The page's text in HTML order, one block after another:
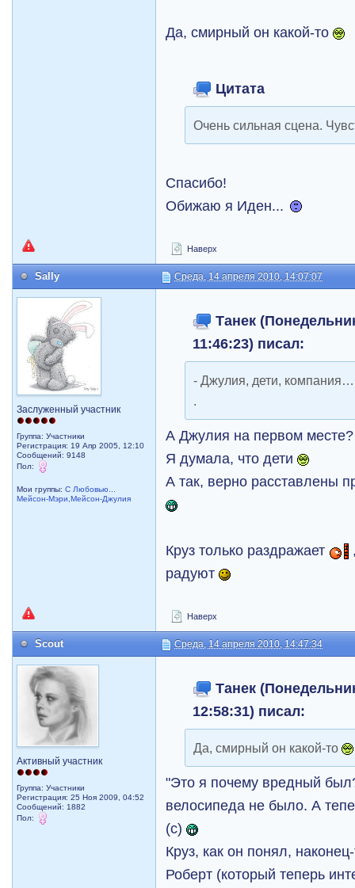
Да, смирный он какой-то
Цитата
Очень сильная сцена.
Спасибо!
Обижаю я Иден...
Наверх
Sally Среда, 14 апреля 2010, 14:07:07
Заслуженный участник
Группа: Участники
Регистрация: 19 Апр 2005, 12:10
Сообщений: 9148
Пол:
Мои группы:С Любовью...
Мейсон-Мэри,Мейсон-Джулия
Танек
11:46:23) писал:
- Джулия, дети,
.
А Джулия на первом
Я думала, что дети
А так, верно расставлены
Круз только раздражает
радуют
Наверх
Scout Среда, 14 апреля 2010, 14:47:34
Активный участник
Группа: Участники
Регистрация: 25 Ноя 2009, 04:52
Сообщений: 1882
Пол:
Танек
12:58:31) писал:
Да, смирный он какой-то
"Это я почему вредный
велосипеда не было. А
(с)
Круз, как он понял,
Роберт (который теперь